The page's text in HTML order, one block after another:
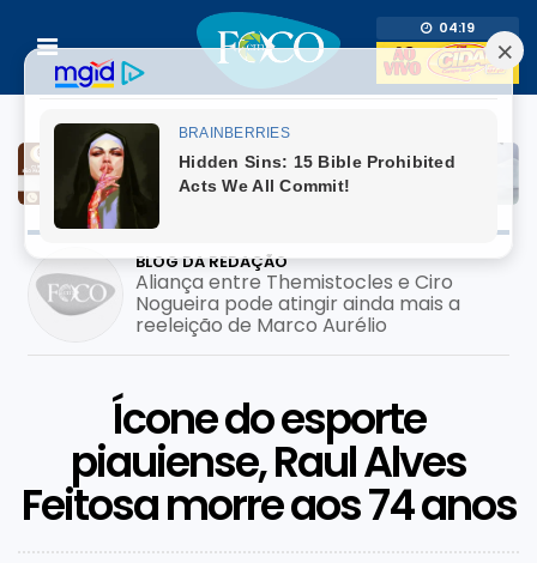
04:19
BLOG DA REDAÇÃO
Aliança entre Themistocles e Ciro
Nogueira pode atingir ainda mais a
reeleição de Marco Aurélio
Ícone do esporte
piauiense, Raul Alves
Feitosa morre aos 74 anos